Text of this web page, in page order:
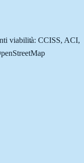
viabilità: CCISS, ACI,